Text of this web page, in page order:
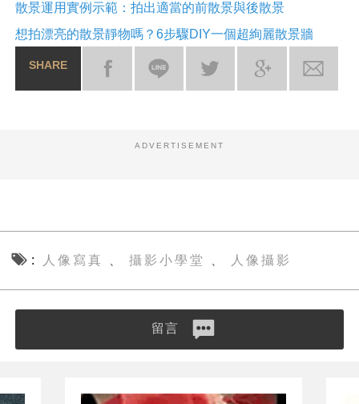
散景運用實例示範：拍出適當的前散景與後散景
想拍漂亮的散景靜物嗎？6步驟DIY一個超絢麗散景牆
SHARE
ADVERTISEMENT
人像寫真 攝影小學堂 人像攝影
留言